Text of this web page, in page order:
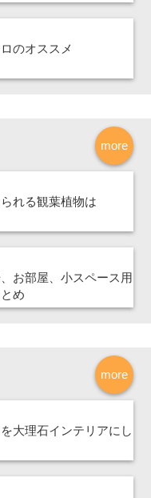
のオススメ
more
れる観葉植物は
お部屋、小スペース用
め
more
大理石インテリアにし